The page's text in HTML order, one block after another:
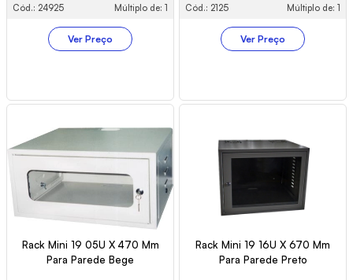
Cód.: 24925 Múltiplo de: 1
Ver Preço
Cód.: 2125 Múltiplo de: 1
Ver Preço
Rack Mini 19 05U X 470 Mm
Para Parede Bege
Rack Mini 19 16U X 670 Mm
Para Parede Preto